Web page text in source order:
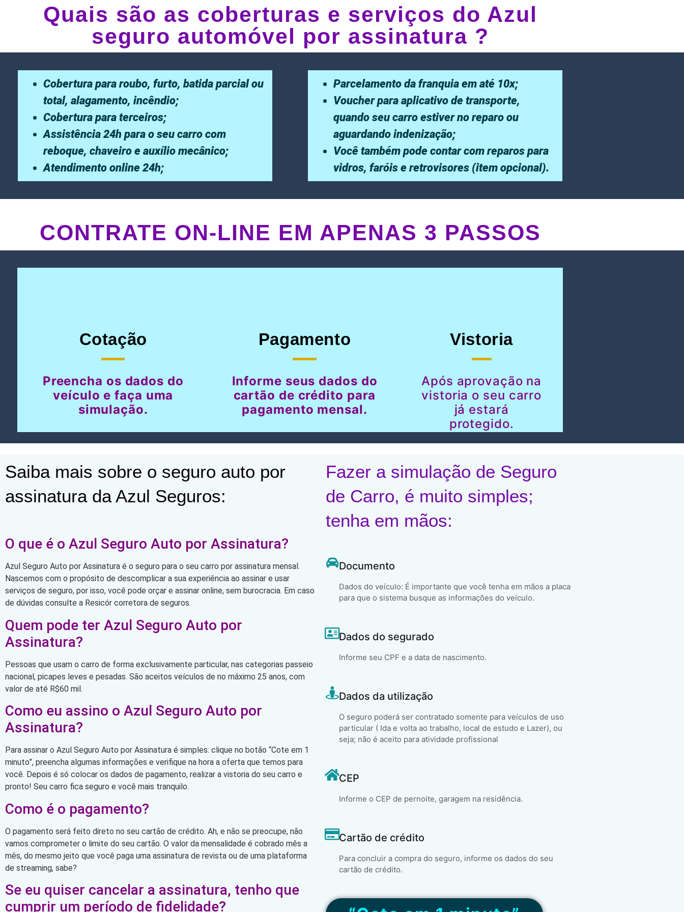
Quais são as coberturas e serviços do Azul
seguro automóvel por assinatura ?
Cobertura para roubo, furto, batida parcial ou
total, alagamento, incêndio;
Cobertura para terceiros;
Assistência 24h para o seu carro com
reboque, chaveiro e auxílio mecânico;
Atendimento online 24h;
Parcelamento da franquia em até 10x;
Voucher para aplicativo de transporte,
quando seu carro estiver no reparo ou
aguardando indenização;
Você também pode contar com reparos para
vidros, faróis e retrovisores (item opcional).
CONTRATE ON-LINE EM APENAS 3 PASSOS
Cotação
Preencha os dados do
veículo e faça uma
simulação.
Pagamento
Informe seus dados do
cartão de crédito para
pagamento mensal.
Vistoria
Após aprovação na
vistoria o seu carro
já estará
protegido.
Saiba mais sobre o seguro auto por
assinatura da Azul Seguros:
O que é o Azul Seguro Auto por Assinatura?
Azul Seguro Auto por Assinatura é o seguro para o seu carro por assinatura mensal.
Nascemos com o propósito de descomplicar a sua experiência ao assinar e usar
serviços de seguro, por isso, você pode orçar e assinar online, sem burocracia. Em caso
de dúvidas consulte a Resicór corretora de seguros.
Quem pode ter Azul Seguro Auto por
Assinatura?
Pessoas que usam o carro de forma exclusivamente particular, nas categorias passeio
nacional, picapes leves e pesadas. São aceitos veículos de no máximo 25 anos, com
valor de até R$60 mil.
Como eu assino o Azul Seguro Auto por
Assinatura?
Para assinar o Azul Seguro Auto por Assinatura é simples: clique no botão “Cote em 1
minuto”, preencha algumas informações e verifique na hora a oferta que temos para
você. Depois é só colocar os dados de pagamento, realizar a vistoria do seu carro e
pronto! Seu carro fica seguro e você mais tranquilo.
Como é o pagamento?
O pagamento será feito direto no seu cartão de crédito. Ah, e não se preocupe, não
vamos comprometer o limite do seu cartão. O valor da mensalidade é cobrado mês a
mês, do mesmo jeito que você paga uma assinatura de revista ou de uma plataforma
de streaming, sabe?
Se eu quiser cancelar a assinatura, tenho que
cumprir um período de fidelidade?
Fazer a simulação de Seguro
de Carro, é muito simples;
tenha em mãos:
Documento
Dados do veículo: É importante que você tenha em mãos a placa
para que o sistema busque as informações do veículo.
Dados do segurado
Informe seu CPF e a data de nascimento.
Dados da utilização
O seguro poderá ser contratado somente para veículos de uso
particular ( Ida e volta ao trabalho, local de estudo e Lazer), ou
seja; não é aceito para atividade profissional
CEP
Informe o CEP de pernoite, garagem na residência.
Cartão de crédito
Para concluir a compra do seguro, informe os dados do seu
cartão de crédito.